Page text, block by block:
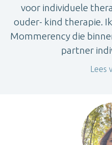
voor individuele
ouder- kind therapie.
Mommerency die
partner
Lees